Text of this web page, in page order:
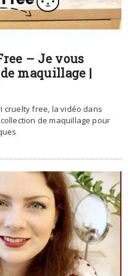
– Je vous
maquillage |
cruelty free, la vidéo dans
de maquillage pour